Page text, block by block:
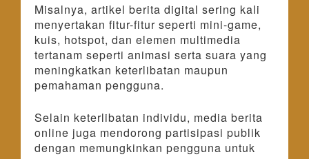
Misalnya, artikel berita digital sering kali
menyertakan fitur-fitur seperti mini-game,
kuis, hotspot, dan elemen multimedia
tertanam seperti animasi serta suara yang
meningkatkan keterlibatan maupun
pemahaman pengguna.
Selain keterlibatan individu, media berita
online juga mendorong partisipasi publik
dengan memungkinkan pengguna untuk